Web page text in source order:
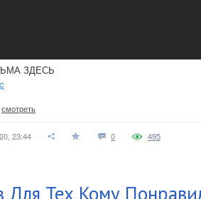
ЗДЕСЬ
смотреть
23:44 0 495
Тех Кому